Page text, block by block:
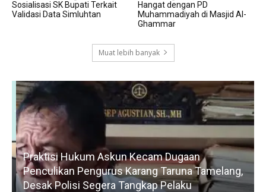
Sosialisasi SK Bupati Terkait
Validasi Data Simluhtan
Hangat dengan PD
Muhammadiyah di Masjid Al-
Ghammar
Muat lebih banyak
Praktisi Hukum Askun Kecam Dugaan
Penculikan Pengurus Karang Taruna Tamelang,
Desak Polisi Segera Tangkap Pelaku